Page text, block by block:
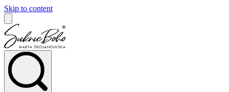
Skip to content